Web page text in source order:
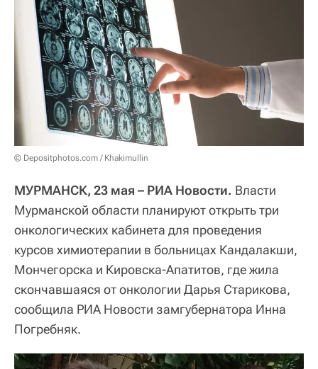
© Depositphotos.com / Khakimullin
МУРМАНСК, 23 мая – РИА Новости. Власти
Мурманской области планируют открыть три
онкологических кабинета для проведения
курсов химиотерапии в больницах Кандалакши,
Мончегорска и Кировска-Апатитов, где жила
скончавшаяся от онкологии Дарья Старикова,
сообщила РИА Новости замгубернатора Инна
Погребняк.